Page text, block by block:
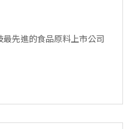
最先進的食品原料上市公司